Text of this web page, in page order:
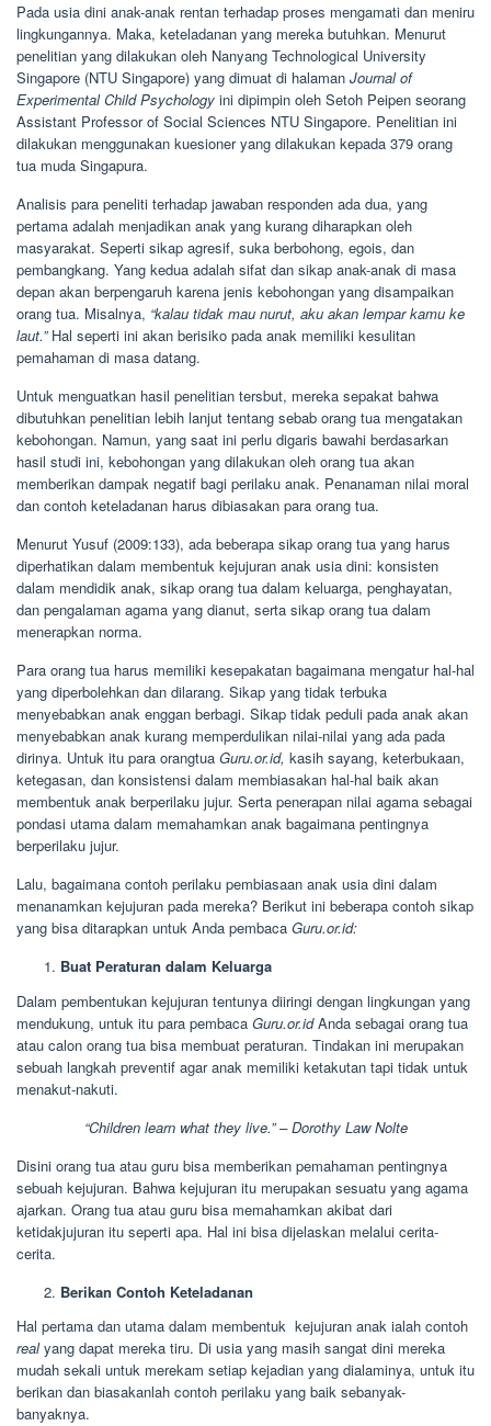
Pada usia dini anak-anak rentan terhadap proses mengamati dan meniru
lingkungannya. Maka, keteladanan yang mereka butuhkan. Menurut
penelitian yang dilakukan oleh Nanyang Technological University
Singapore (NTU Singapore) yang dimuat di halaman Journal of
Experimental Child Psychology ini dipimpin oleh Setoh Peipen seorang
Assistant Professor of Social Sciences NTU Singapore. Penelitian ini
dilakukan menggunakan kuesioner yang dilakukan kepada 379 orang
tua muda Singapura.
Analisis para peneliti terhadap jawaban responden ada dua, yang
pertama adalah menjadikan anak yang kurang diharapkan oleh
masyarakat. Seperti sikap agresif, suka berbohong, egois, dan
pembangkang. Yang kedua adalah sifat dan sikap anak-anak di masa
depan akan berpengaruh karena jenis kebohongan yang disampaikan
orang tua. Misalnya, “kalau tidak mau nurut, aku akan lempar kamu ke
laut.”Hal seperti ini akan berisiko pada anak memiliki kesulitan
pemahaman di masa datang.
Untuk menguatkan hasil penelitian tersbut, mereka sepakat bahwa
dibutuhkan penelitian lebih lanjut tentang sebab orang tua mengatakan
kebohongan. Namun, yang saat ini perlu digaris bawahi berdasarkan
hasil studi ini, kebohongan yang dilakukan oleh orang tua akan
memberikan dampak negatif bagi perilaku anak. Penanaman nilai moral
dan contoh keteladanan harus dibiasakan para orang tua.
Menurut Yusuf (2009:133), ada beberapa sikap orang tua yang harus
diperhatikan dalam membentuk kejujuran anak usia dini: konsisten
dalam mendidik anak, sikap orang tua dalam keluarga, penghayatan,
dan pengalaman agama yang dianut, serta sikap orang tua dalam
menerapkan norma.
Para orang tua harus memiliki kesepakatan bagaimana mengatur hal-hal
yang diperbolehkan dan dilarang. Sikap yang tidak terbuka
menyebabkan anak enggan berbagi. Sikap tidak peduli pada anak akan
menyebabkan anak kurang memperdulikan nilai-nilai yang ada pada
dirinya. Untuk itu para orangtua Guru.or.id, kasih sayang, keterbukaan,
ketegasan, dan konsistensi dalam membiasakan hal-hal baik akan
membentuk anak berperilaku jujur. Serta penerapan nilai agama sebagai
pondasi utama dalam memahamkan anak bagaimana pentingnya
berperilaku jujur.
Lalu, bagaimana contoh perilaku pembiasaan anak usia dini dalam
menanamkan kejujuran pada mereka? Berikut ini beberapa contoh sikap
yang bisa ditarapkan untuk Anda pembaca Guru.or.id:
Buat Peraturan dalam Keluarga
Dalam pembentukan kejujuran tentunya diiringi dengan lingkungan yang
mendukung, untuk itu para pembaca Guru.or.idAnda sebagai orang tua
atau calon orang tua bisa membuat peraturan. Tindakan ini merupakan
sebuah langkah preventif agar anak memiliki ketakutan tapi tidak untuk
menakut-nakuti.
“Children learn what they live.” – Dorothy Law Nolte
Disini orang tua atau guru bisa memberikan pemahaman pentingnya
sebuah kejujuran. Bahwa kejujuran itu merupakan sesuatu yang agama
ajarkan. Orang tua atau guru bisa memahamkan akibat dari
ketidakjujuran itu seperti apa. Hal ini bisa dijelaskan melalui cerita-
cerita.
Berikan Contoh Keteladanan
Hal pertama dan utama dalam membentuk kejujuran anak ialah contoh
realyang dapat mereka tiru. Di usia yang masih sangat dini mereka
mudah sekali untuk merekam setiap kejadian yang dialaminya, untuk itu
berikan dan biasakanlah contoh perilaku yang baik sebanyak-
banyaknya.